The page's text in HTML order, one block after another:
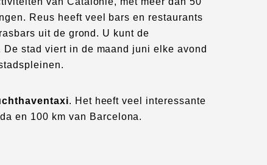
Reus heeft veel bars en restaurants
uit de grond. U kunt de
stad viert in de maand juni elke avond
. Het heeft veel interessante
en 100 km van Barcelona.